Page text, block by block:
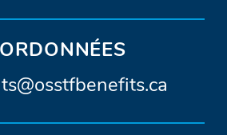
sur
Facebook.
une
nouvelle
fenêtre)
surune